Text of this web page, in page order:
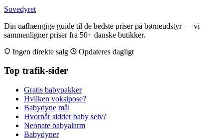
Sovedyret
Din uafhængige guide til de bedste priser på børneudstyr — vi
sammenligner priser fra 50+ danske butikker.
Ingen direkte salg
Opdateres dagligt
Top trafik-sider
Gratis babypakker
Hvilken voksipose?
Babydyne mål
Hvornår sidder baby selv?
Neonate babyalarm
Babydyner